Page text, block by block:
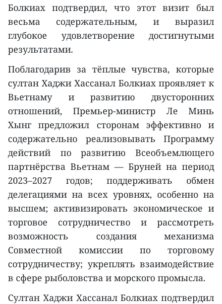
Болкиах подтвердил, что этот визит был
весьма содержательным, и выразил
глубокое удовлетворение достигнутыми
результатами.
Поблагодарив за тёплые чувства, которые
султан Хаджи Хассанал Болкиах проявляет к
Вьетнаму и развитию двусторонних
отношений, Премьер-министр Ле Минь
Хынг предложил сторонам эффективно и
содержательно реализовывать Программу
действий по развитию Всеобъемлющего
партнёрства Вьетнам — Бруней на период
2023–2027 годов; поддерживать обмен
делегациями на всех уровнях, особенно на
высшем; активизировать экономическое и
торговое сотрудничество и рассмотреть
возможность создания механизма
Совместной комиссии по торговому
сотрудничеству; укреплять взаимодействие
в сфере рыболовства и морского промысла.
Султан Хаджи Хассанал Болкиах подтвердил